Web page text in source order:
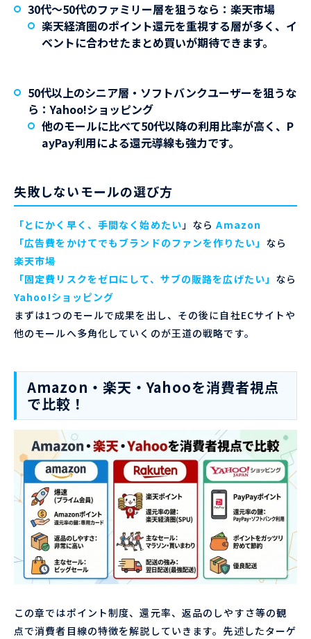
30代〜50代のファミリー層を狙うなら：楽天市場
楽天経済圏のポイント還元を重視する層が多く、イ
ベントに合わせたまとめ買いが期待できます。
50代以上のシニア層・ソフトバンクユーザーを狙うな
ら：Yahoo!ショッピング
他のモールに比べて50代以降の利用比率が高く、P
ayPay利用による還元導線も強力です。
失敗しないモールの選び方
「とにかく早く、手間なく始めたい 」ならAmazon
「広告費をかけてでもブランドのファンを作りたい」 なら
楽天市場
「固定費リスクをゼロにして、サブの販路を広げたい」 なら
Yahoo!ショッピング
まずは1つのモールで成果を出し、その後に自社ECサイトや
他のモールへ多角化していくのが王道の戦略です。
Amazon・楽天・Yahooを消費者視点
で比較！
この章ではポイント制度、還元率、返品のしやすさ等の観
点で消費者目線の特徴を解説していきます。先述したターゲ